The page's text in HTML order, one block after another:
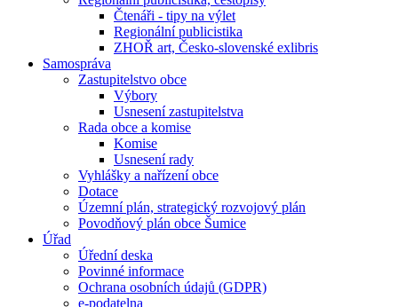
Čtenáři - tipy na výlet
Regionální publicistika
ZHOŘ art, Česko-slovenské exlibris
Samospráva
Zastupitelstvo obce
Výbory
Usnesení zastupitelstva
Rada obce a komise
Komise
Usnesení rady
Vyhlášky a nařízení obce
Dotace
Územní plán, strategický rozvojový plán
Povodňový plán obce Šumice
Úřad
Úřední deska
Povinné informace
Ochrana osobních údajů (GDPR)
e-podatelna